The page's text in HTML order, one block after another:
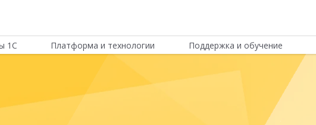
1С Платформа и технологии Поддержка и обучение